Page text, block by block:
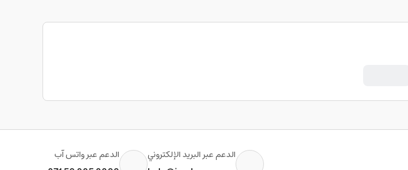
الدعم عبر البريد الإلكتروني الدعم عبر واتس آب